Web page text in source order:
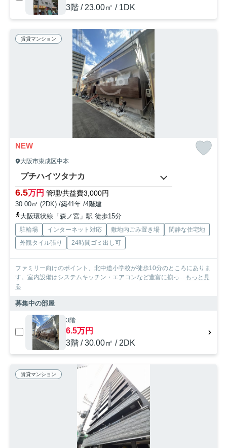
3階 / 23.00㎡ / 1DK
賃貸マンション
NEW
大阪市東成区中本
プチハイツタナカ
6.5万円 管理/共益費3,000円
30.00㎡ (2DK) /築41年 /4階建
大阪環状線「森ノ宮」駅 徒歩15分
駐輪場 インターネット対応 敷地内ごみ置き場
閑静な住宅地
外観タイル張り
24時間ゴミ出し可
ファミリー向けのポイント、北中道小学校が徒歩10分のところにありま
す。室内設備はシステムキッチン・エアコンなど豊富に揃っ...
もっと見
る
募集中の部屋
3階
6.5万円
3階 / 30.00㎡ / 2DK
賃貸マンション